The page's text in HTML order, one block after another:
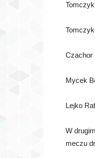
Czachor
Mycek
Lejko
W
meczu